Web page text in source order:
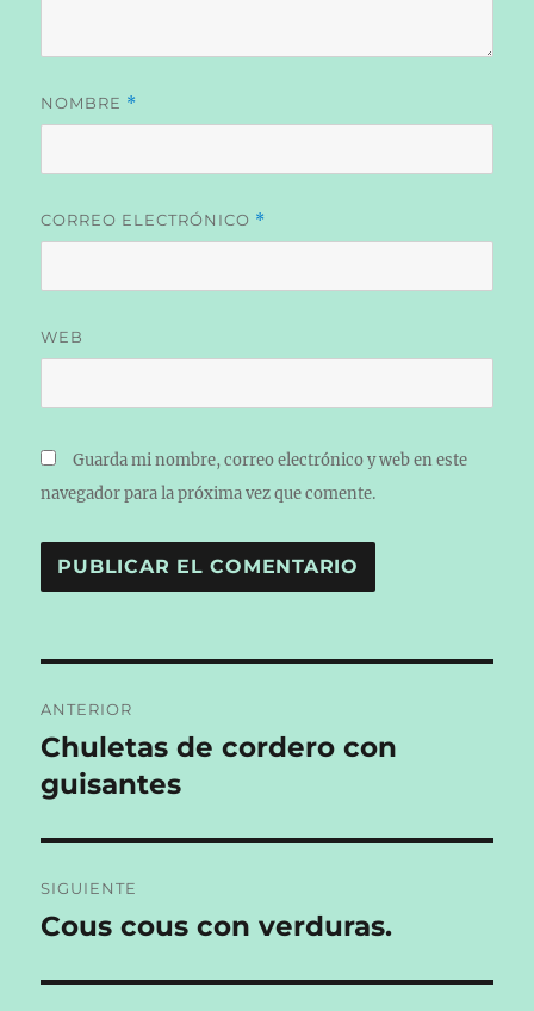
NOMBRE *
CORREO ELECTRÓNICO *
WEB
Guarda mi nombre, correo electrónico y web en este
navegador para la próxima vez que comente.
de
entradas
ANTERIOR
Entrada
anterior:
Chuletas de cordero con
guisantes
SIGUIENTE
Entrada
Cous cous con verduras.